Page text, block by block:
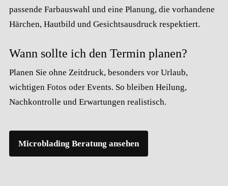
passende Farbauswahl und eine Planung, die vorhandene
Härchen, Hautbild und Gesichtsausdruck respektiert.
Wann sollte ich den Termin planen?
Planen Sie ohne Zeitdruck, besonders vor Urlaub,
wichtigen Fotos oder Events. So bleiben Heilung,
Nachkontrolle und Erwartungen realistisch.
Microblading Beratung ansehen